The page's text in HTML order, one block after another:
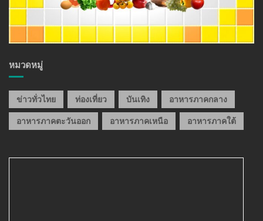
หมวดหมู่
ข่าวทั่วไทย ท่องเที่ยว บันเทิง อาหารภาคกลาง
อาหารภาคตะวันออก อาหารภาคเหนือ อาหารภาคใต้